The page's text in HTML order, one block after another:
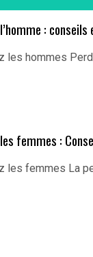
:
les hommes
femmes :
les femmes La